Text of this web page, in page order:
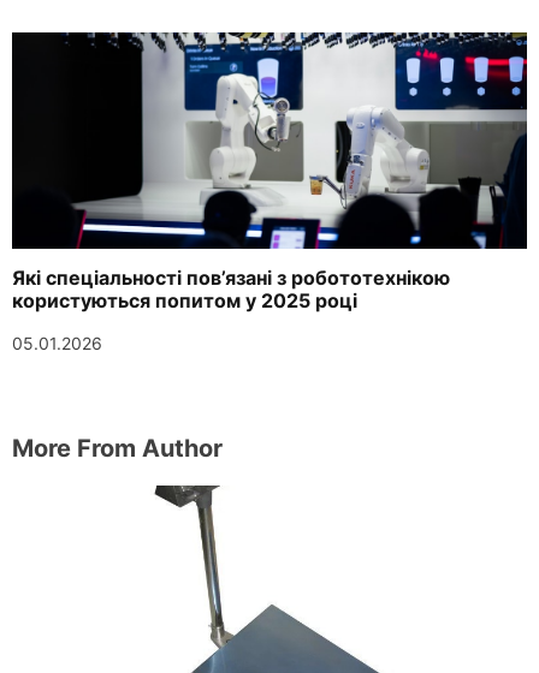
Які спеціальності пов’язані з робототехнікою
користуються попитом у 2025 році
05.01.2026
More From Author